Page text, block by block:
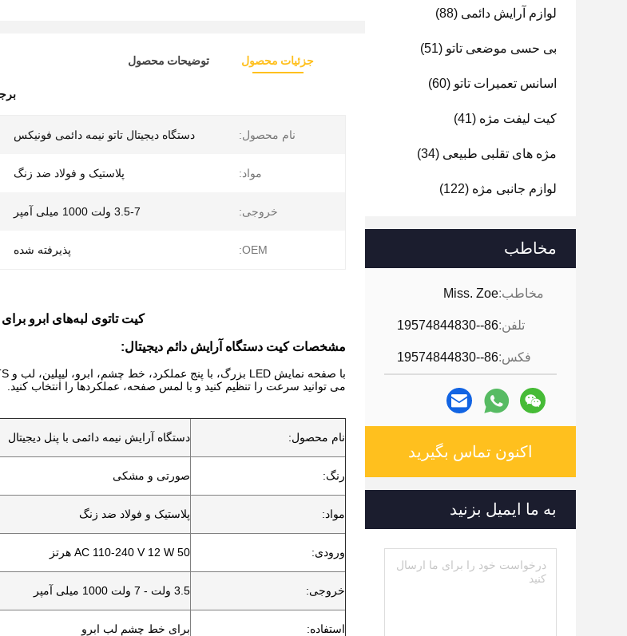
لوازم آرایش دائمی (88)
بی حسی موضعی تاتو (51)
اسانس تعمیرات تاتو (60)
کیت لیفت مژه (41)
مژه های تقلبی طبیعی (34)
لوازم جانبی مژه (122)
مخاطب
مخاطب:Miss. Zoe
تلفن:86--19574844830
فکس:86--19574844830
اکنون تماس بگیرید
به ما ایمیل بزنید
جزئیات محصول توضیحات محصول
نام محصول: دستگاه دیجیتال تاتو نیمه دائمی فونیکس
مواد: پلاستیک و فولاد ضد زنگ
خروجی: 3.5-7 ولت 1000 میلی آمپر
OEM: پذیرفته شده
کیت تاتوی لبه‌های ابرو
مشخصات کیت دستگاه آرایش دائم دیجیتال:
با صفحه نمایش LED بزرگ، با پنج عملکرد، خط چشم، ابرو، لیپلین، لب و MTS.
می توانید سرعت را تنظیم کنید و با لمس صفحه، عملکردها را انتخاب کنید.
نام محصول: دستگاه آرایش نیمه دائمی با پنل دیجیتال
رنگ: صورتی و مشکی
مواد: پلاستیک و فولاد ضد زنگ
ورودی: AC 110-240 V 12 W 50 هرتز
خروجی: 3.5 ولت - 7 ولت 1000 میلی آمپر
استفاده: برای خط چشم لب ابرو